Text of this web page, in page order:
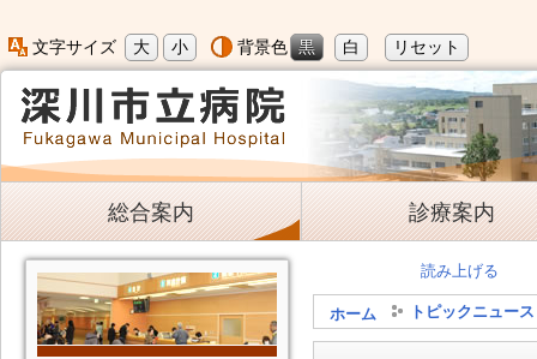
文字サイズ 大 小 背景色 黒 白 リセット
総合案内 診療案内
読み上げる
ホーム トピックニュース